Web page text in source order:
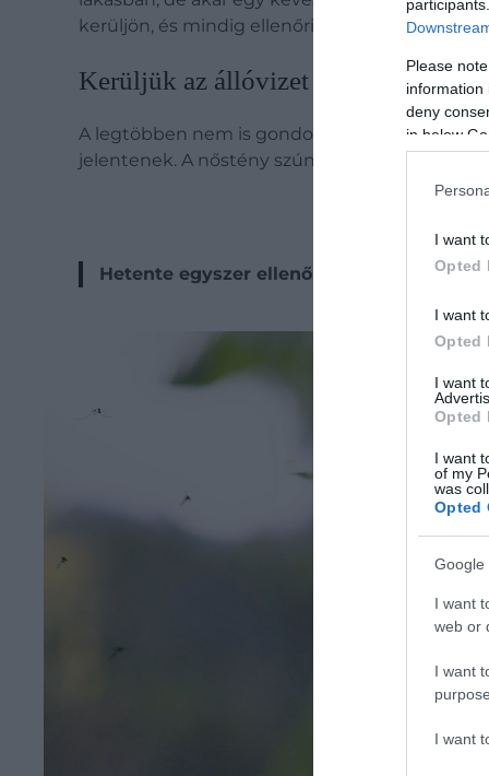
Please
information
deny
in below
I want
Opted
I want
Opted
I want
Opted
I want
of my
was
Opted
Google
I want
web or
I want
I want
kerüljön, és mindig ellenőrizzük, nem okoz-e
Kerüljük az állóvizet – ez a
A legtöbben nem is gondolnák, hogy a
jelentenek. A nőstény szúnyogok
Hetente egyszer ellenőrizzük az ilyen